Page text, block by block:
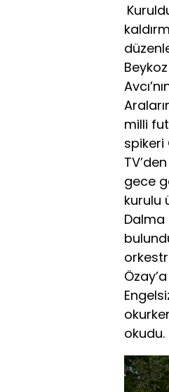
milli
spikeri
gece
kurulu
Dalma
okudu.